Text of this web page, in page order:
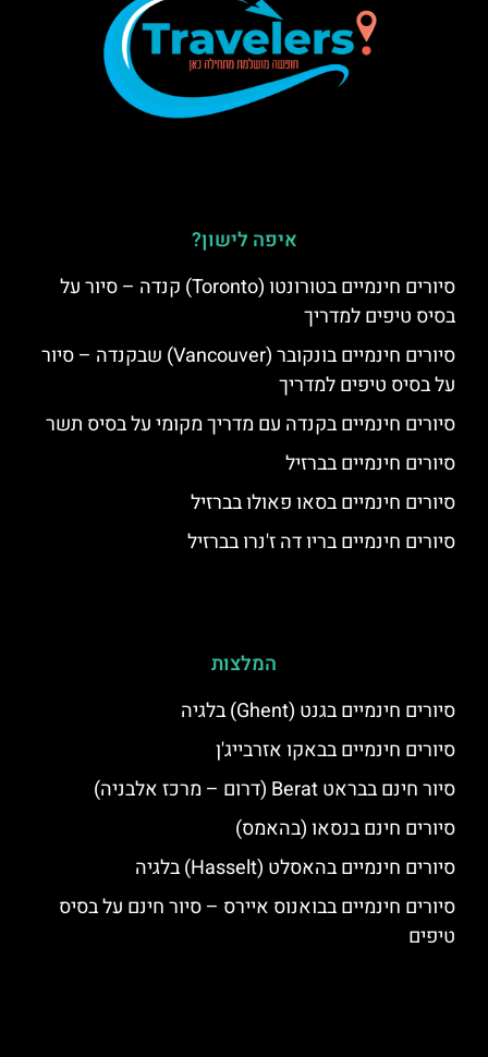
איפה לישון?
סיורים חינמיים בטורונטו (Toronto) קנדה – סיור על
בסיס טיפים למדריך
סיורים חינמיים בונקובר (Vancouver) שבקנדה – סיור
על בסיס טיפים למדריך
סיורים חינמיים בקנדה עם מדריך מקומי על בסיס תשר
סיורים חינמיים בברזיל
סיורים חינמיים בסאו פאולו בברזיל
סיורים חינמיים בריו דה ז'נרו בברזיל
המלצות
סיורים חינמיים בגנט (Ghent) בלגיה
סיורים חינמיים בבאקו אזרבייג'ן
סיור חינם בבראט Berat (דרום – מרכז אלבניה)
סיורים חינם בנסאו (בהאמס)
סיורים חינמיים בהאסלט (Hasselt) בלגיה
סיורים חינמיים בבואנוס איירס – סיור חינם על בסיס
טיפים